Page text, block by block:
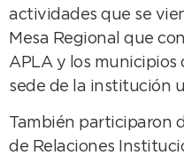
actividades que se
Mesa Regional que
APLA y los municipios
sede de la institución
También participaron
de Relaciones